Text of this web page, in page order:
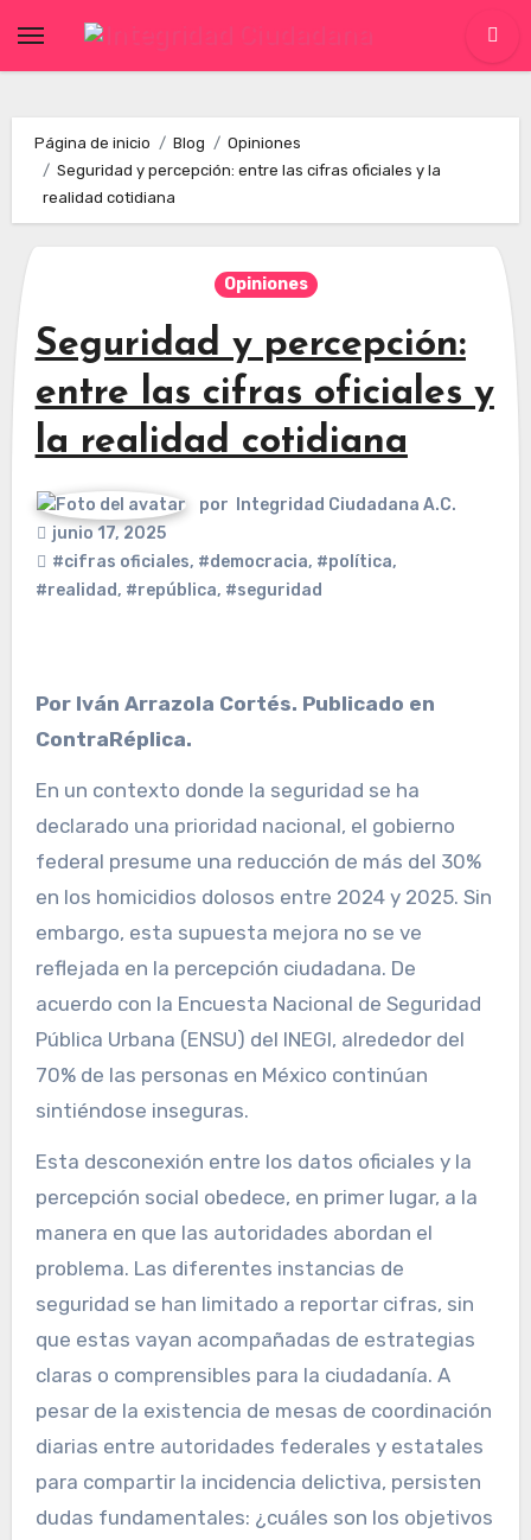
Página de inicio Blog
Opiniones
Seguridad y percepción: entre las cifras oficiales y la
realidad cotidiana
Opiniones
Seguridad y percepción:
entre las cifras oficiales y
la realidad cotidiana
por
Integridad Ciudadana A.C.
junio 17, 2025
#cifras oficiales, #democracia, #política,
#realidad, #república, #seguridad
Por Iván Arrazola Cortés. Publicado en
ContraRéplica.
En un contexto donde la seguridad se ha
declarado una prioridad nacional, el gobierno
federal presume una reducción de más del 30%
en los homicidios dolosos entre 2024 y 2025. Sin
embargo, esta supuesta mejora no se ve
reflejada en la percepción ciudadana. De
acuerdo con la Encuesta Nacional de Seguridad
Pública Urbana (ENSU) del INEGI, alrededor del
70% de las personas en México continúan
sintiéndose inseguras.
Esta desconexión entre los datos oficiales y la
percepción social obedece, en primer lugar, a la
manera en que las autoridades abordan el
problema. Las diferentes instancias de
seguridad se han limitado a reportar cifras, sin
que estas vayan acompañadas de estrategias
claras o comprensibles para la ciudadanía. A
pesar de la existencia de mesas de coordinación
diarias entre autoridades federales y estatales
para compartir la incidencia delictiva, persisten
dudas fundamentales: ¿cuáles son los objetivos